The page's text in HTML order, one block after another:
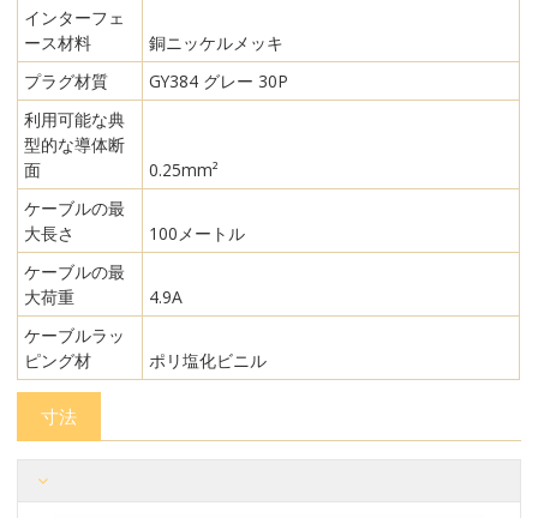
インターフェ
ース材料
銅ニッケルメッキ
プラグ材質
GY384 グレー 30P
利用可能な典
型的な導体断
面
0.25mm²
ケーブルの最
大長さ
100メートル
ケーブルの最
大荷重
4.9A
ケーブルラッ
ピング材
ポリ塩化ビニル
寸法